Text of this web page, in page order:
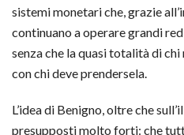
sistemi monetari che, grazie
continuano a operare grandi
senza che la quasi totalità di
con chi deve prendersela.
L’idea di Benigno, oltre che
presupposti molto forti: che